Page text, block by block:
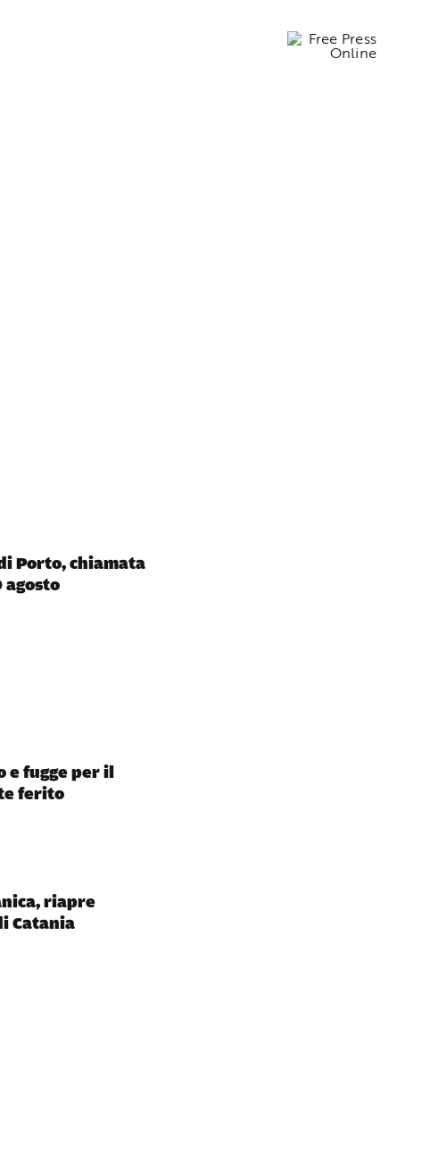
Porto, chiamata
agosto
e fugge per il
ferito
riapre
Catania